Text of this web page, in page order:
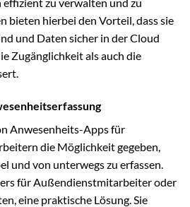
bieten hierbei den Vorteil, dass sie
und Daten sicher in der Cloud
Zugänglichkeit als auch die
Anwesenheits-Apps für
die Möglichkeit gegeben,
und von unterwegs zu erfassen.
für Außendienstmitarbeiter oder
eine praktische Lösung. Sie